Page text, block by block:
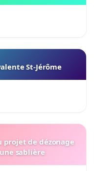
St-Jérôme
projet de dézonage
sablière